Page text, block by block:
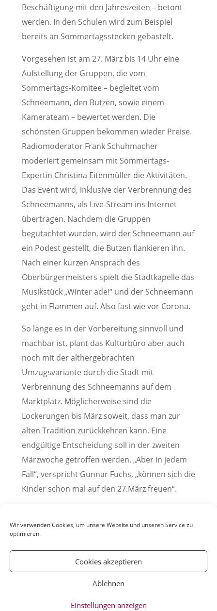
Wir verwenden Cookies, um unsere Website und unseren Service zu
optimieren.
Cookies akzeptieren
Ablehnen
Einstellungen anzeigen
Beschäftigung mit den Jahreszeiten – betont
werden. In den Schulen wird zum Beispiel
bereits an Sommertagsstecken gebastelt.
Vorgesehen ist am 27. März bis 14 Uhr eine
Aufstellung der Gruppen, die vom
Sommertags-Komitee – begleitet vom
Schneemann, den Butzen, sowie einem
Kamerateam – bewertet werden. Die
schönsten Gruppen bekommen wieder Preise.
Radiomoderator Frank Schuhmacher
moderiert gemeinsam mit Sommertags-
Expertin Christina Eitenmüller die Aktivitäten.
Das Event wird, inklusive der Verbrennung des
Schneemanns, als Live-Stream ins Internet
übertragen. Nachdem die Gruppen
begutachtet wurden, wird der Schneemann auf
ein Podest gestellt, die Butzen flankieren ihn.
Nach einer kurzen Ansprach des
Oberbürgermeisters spielt die Stadtkapelle das
Musikstück „Winter ade!“ und der Schneemann
geht in Flammen auf. Also fast wie vor Corona.
So lange es in der Vorbereitung sinnvoll und
machbar ist, plant das Kulturbüro aber auch
noch mit der althergebrachten
Umzugsvariante durch die Stadt mit
Verbrennung des Schneemanns auf dem
Marktplatz. Möglicherweise sind die
Lockerungen bis März soweit, dass man zur
alten Tradition zurückkehren kann. Eine
endgültige Entscheidung soll in der zweiten
Märzwoche getroffen werden. „Aber in jedem
Fall“, verspricht Gunnar Fuchs, „können sich die
Kinder schon mal auf den 27.März freuen“.
2022